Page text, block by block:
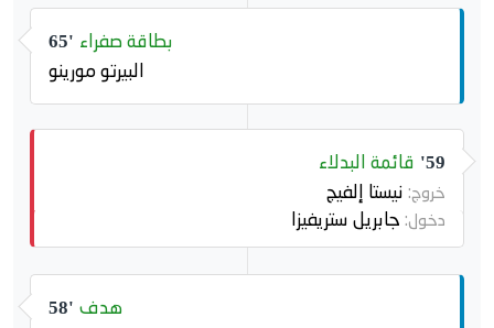
65' بطاقة صفراء
البيرتو مورينو
59' قائمة البدلاء
خروج: نيستا إلفيج
دخول: جابريل ستريفيزا
58' هدف